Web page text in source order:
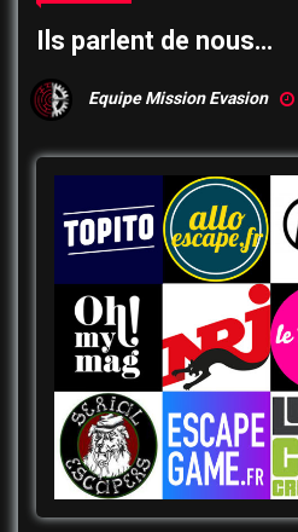
Ils parlent de nous…
Equipe Mission Evasion